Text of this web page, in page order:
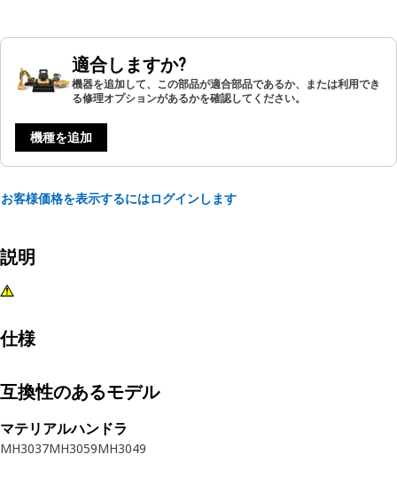
適合しますか?
機器を追加して、この部品が適合部品であるか、または利用でき
る修理オプションがあるかを確認してください。
機種を追加
お客様価格を表示するにはログインします
説明
仕様
互換性のあるモデル
マテリアルハンドラ
MH3037MH3059MH3049